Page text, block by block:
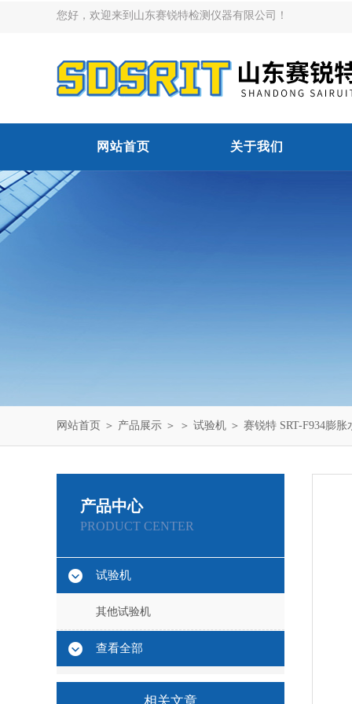
您好，欢迎来到山东赛锐特检测仪器有限公司！
网站首页 关于我们
网站首页 ＞ 产品展示 ＞ ＞ 试验机 ＞ 赛锐特 SRT-F934膨
产品中心
PRODUCT CENTER
试验机
其他试验机
查看全部